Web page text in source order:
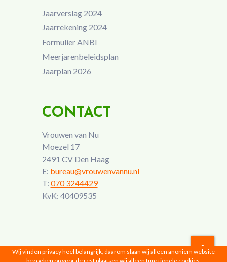
Jaarverslag 2024
Jaarrekening 2024
Formulier ANBI
Meerjarenbeleidsplan
Jaarplan 2026
CONTACT
Vrouwen van Nu
Moezel 17
2491 CV Den Haag
E: bureau@vrouwenvannu.nl
T: 070 3244429
KvK: 40409535
Wij vinden privacy heel belangrijk, daarom slaan wij alleen anoniem website